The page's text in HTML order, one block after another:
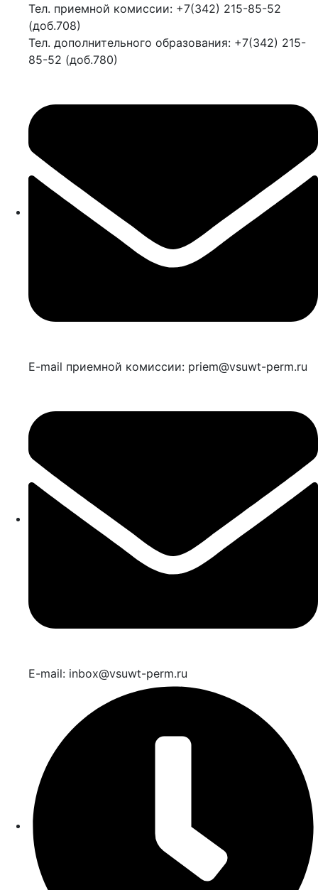
Тел. приемной комиссии: +7(342) 215-85-52
(доб.708)
Тел. дополнительного образования: +7(342) 215-
85-52 (доб.780)
E-mail приемной комиссии: priem@vsuwt-perm.ru
E-mail: inbox@vsuwt-perm.ru